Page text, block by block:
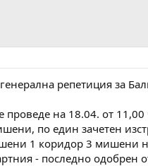
репетиция за
на 18.04. от 11,00
по един зачетен
1 коридор 3 мишени
- последно одобрен